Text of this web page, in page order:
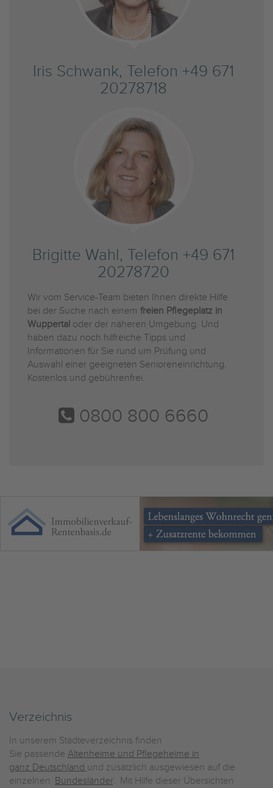
Iris Schwank, Telefon +49 671
20278718
Brigitte Wahl, Telefon +49 671
20278720
Wir vom Service-Team bieten Ihnen direkte Hilfe
bei der Suche nach einem freien Pflegeplatz in
Wuppertal oder der näheren Umgebung. Und
haben dazu noch hilfreiche Tipps und
Informationen für Sie rund um Prüfung und
Auswahl einer geeigneten Senioreneinrichtung.
Kostenlos und gebührenfrei.
0800 800 6660
Verzeichnis
In unserem Städteverzeichnis finden
Sie passende Altenheime und Pflegeheime in
ganz Deutschland und zusätzlich ausgewiesen auf die
einzelnen Bundesländer. Mit Hilfe dieser Übersichten